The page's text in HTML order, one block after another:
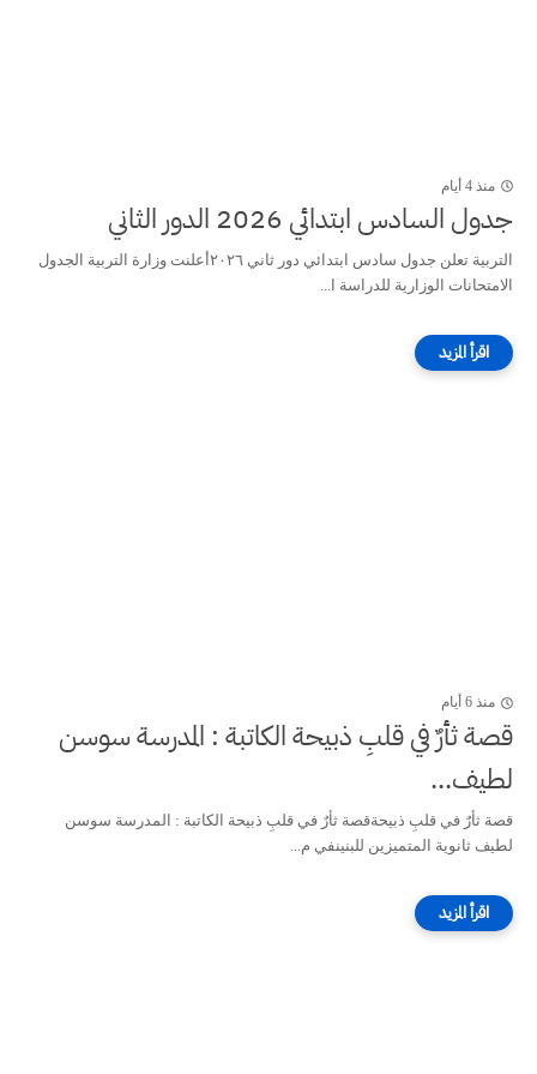
منذ 4 أيام
جدول السادس ابتدائي 2026 الدور الثاني
التربية تعلن جدول سادس ابتدائي دور ثاني ٢٠٢٦أعلنت وزارة التربية الجدول
الامتحانات الوزارية للدراسة ا...
منذ 6 أيام
قصة ثأرٌ في قلبِ ذبيحة الكاتبة : المدرسة سوسن
لطيف...
قصة ثأرٌ في قلبِ ذبيحةقصة ثأرٌ في قلبِ ذبيحة الكاتبة : المدرسة سوسن
لطيف ثانوية المتميزين للبنينفي م...